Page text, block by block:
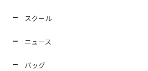
スクール
ニュース
バッグ